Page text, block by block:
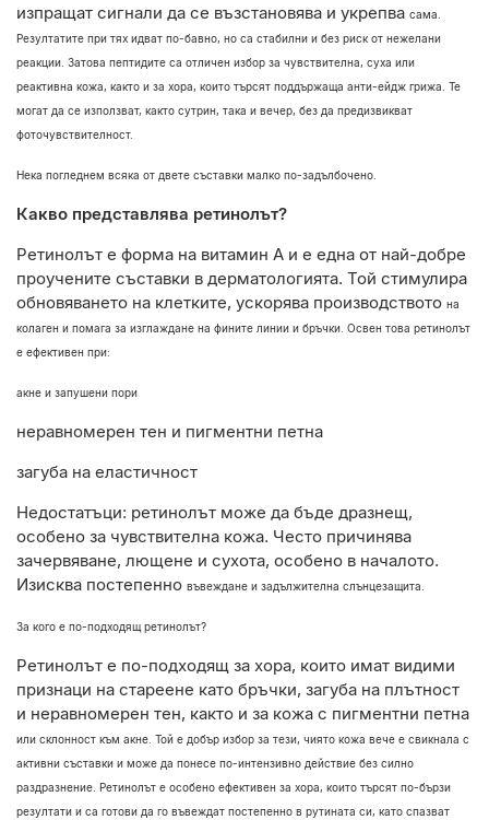
изпращат сигнали да се възстановява и укрепва сама.
Резултатите при тях идват по-бавно, но са стабилни и без риск от нежелани
реакции. Затова пептидите са отличен избор за чувствителна, суха или
реактивна кожа, както и за хора, които търсят поддържаща анти-ейдж грижа. Те
могат да се използват, както сутрин, така и вечер, без да предизвикват
фоточувствителност.
Нека погледнем всяка от двете съставки малко по-задълбочено.
Какво представлява ретинолът?
Ретинолът е форма на витамин А и е една от най-добре
проучените съставки в дерматологията. Той стимулира
обновяването на клетките, ускорява производството на
колаген и помага за изглаждане на фините линии и бръчки. Освен това ретинолът
е ефективен при:
акне и запушени пори
неравномерен тен и пигментни петна
загуба на еластичност
Недостатъци: ретинолът може да бъде дразнещ,
особено за чувствителна кожа. Често причинява
зачервяване, лющене и сухота, особено в началото.
Изисква постепенно въвеждане и задължителна слънцезащита.
За кого е по-подходящ ретинолът?
Ретинолът е по-подходящ за хора, които имат видими
признаци на стареене като бръчки, загуба на плътност
и неравномерен тен, както и за кожа с пигментни петна
или склонност към акне. Той е добър избор за тези, чиято кожа вече е свикнала с
активни съставки и може да понесе по-интензивно действие без силно
раздразнение. Ретинолът е особено ефективен за хора, които търсят по-бързи
резултати и са готови да го въвеждат постепенно в рутината си, като спазват